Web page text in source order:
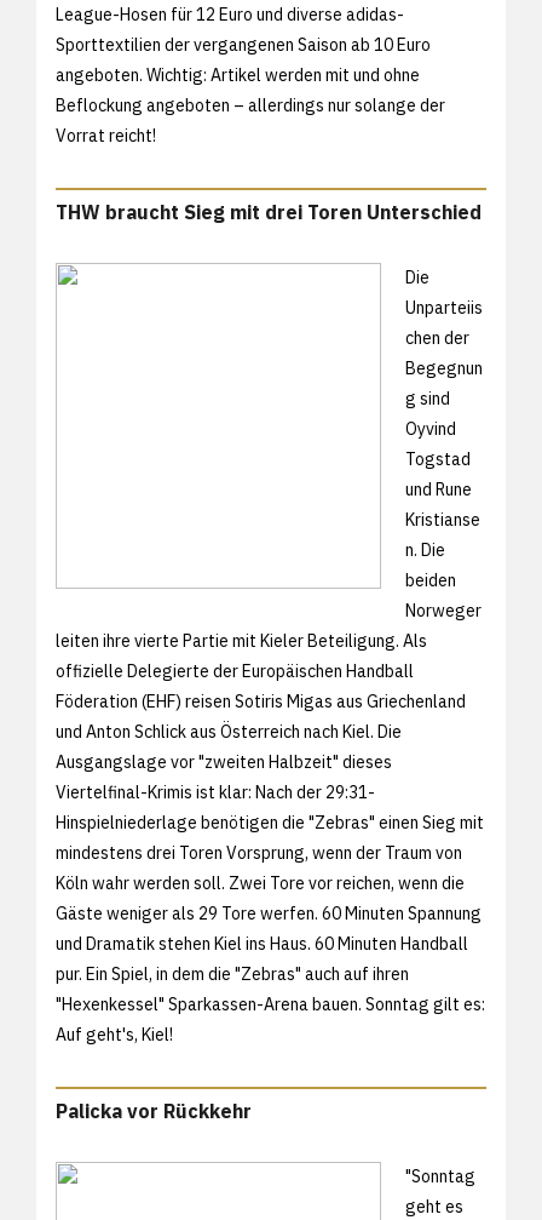
League-Hosen für 12 Euro und diverse adidas-
Sporttextilien der vergangenen Saison ab 10 Euro
angeboten. Wichtig: Artikel werden mit und ohne
Beflockung angeboten – allerdings nur solange der
Vorrat reicht!
THW braucht Sieg mit drei Toren Unterschied
Die
Unparteiis
chen der
Begegnun
g sind
Oyvind
Togstad
und Rune
Kristianse
n. Die
beiden
Norweger
leiten ihre vierte Partie mit Kieler Beteiligung. Als
offizielle Delegierte der Europäischen Handball
Föderation (EHF) reisen Sotiris Migas aus Griechenland
und Anton Schlick aus Österreich nach Kiel. Die
Ausgangslage vor "zweiten Halbzeit" dieses
Viertelfinal-Krimis ist klar: Nach der 29:31-
Hinspielniederlage benötigen die "Zebras" einen Sieg mit
mindestens drei Toren Vorsprung, wenn der Traum von
Köln wahr werden soll. Zwei Tore vor reichen, wenn die
Gäste weniger als 29 Tore werfen. 60 Minuten Spannung
und Dramatik stehen Kiel ins Haus. 60 Minuten Handball
pur. Ein Spiel, in dem die "Zebras" auch auf ihren
"Hexenkessel" Sparkassen-Arena bauen. Sonntag gilt es:
Auf geht's, Kiel!
Palicka vor Rückkehr
"Sonntag
geht es